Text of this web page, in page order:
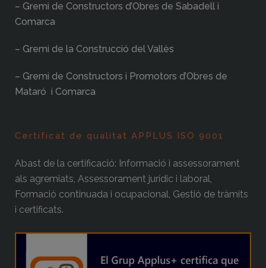
– Gremi de Constructors d’Obres de Sabadell i
Comarca
– Gremi de la Construcció del Vallès
– Gremi de Constructors i Promotors d’Obres de
Mataró i Comarca
Certificat de qualitat APPLUS ISO 9001
Abast de la certificació: Informació i assessorament
als agremiats, Assessorament jurídic i laboral,
Formació continuada i ocupacional, Gestió de tràmits
i certificats.